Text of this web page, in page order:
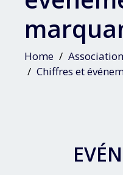
Home
Association
Chiffres et